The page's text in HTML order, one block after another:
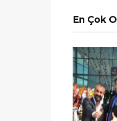
En Çok